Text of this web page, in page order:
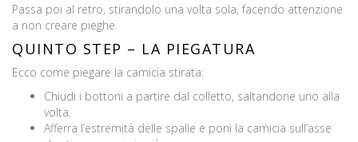
Passa poi al retro, stirandolo una volta sola, facendo attenzione
a non creare pieghe.
QUINTO STEP – LA PIEGATURA
Ecco come piegare la camicia stirata:
Chiudi i bottoni a partire dal colletto, saltandone uno alla
volta.
Afferra l’estremità delle spalle e poni la camicia sull’asse